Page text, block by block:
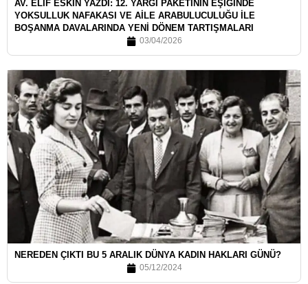
AV. ELİF ESKİN YAZDI: 12. YARGI PAKETİNİN EŞİĞİNDE
YOKSULLUK NAFAKASI VE AİLE ARABULUCULUĞU İLE
BOŞANMA DAVALARINDA YENİ DÖNEM TARTIŞMALARI
03/04/2026
NEREDEN ÇIKTI BU 5 ARALIK DÜNYA KADIN HAKLARI GÜNÜ?
05/12/2024